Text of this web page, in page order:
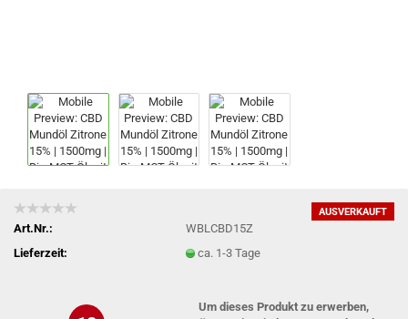
AUSVERKAUFT
Art.Nr.:
WBLCBD15Z
Lieferzeit:
ca. 1-3 Tage
Um dieses Produkt zu erwerben,